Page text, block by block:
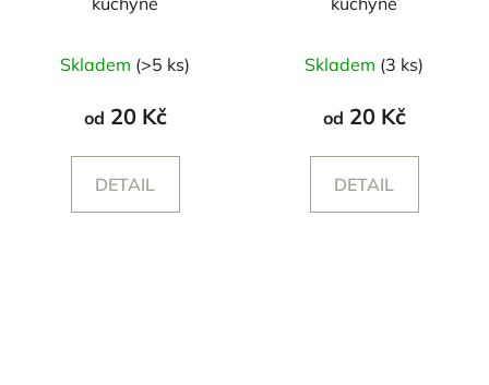
Skladem (>5 ks)
od 20 Kč
DETAIL
Skladem (3 ks)
od 20 Kč
DETAIL